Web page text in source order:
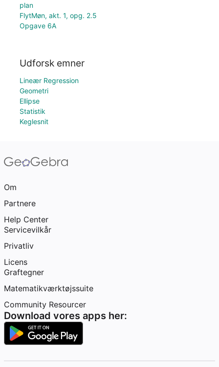
plan
FlytMøn, akt. 1, opg. 2.5
Opgave 6A
Udforsk emner
Lineær Regression
Geometri
Ellipse
Statistik
Keglesnit
Om
Partnere
Help Center
Servicevilkår
Privatliv
Licens
Graftegner
Matematikværktøjssuite
Community Resourcer
Download vores apps her: